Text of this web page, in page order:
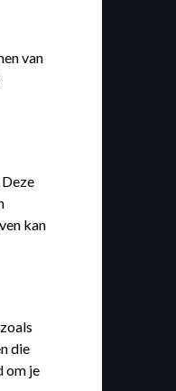
van
kan
die
om je